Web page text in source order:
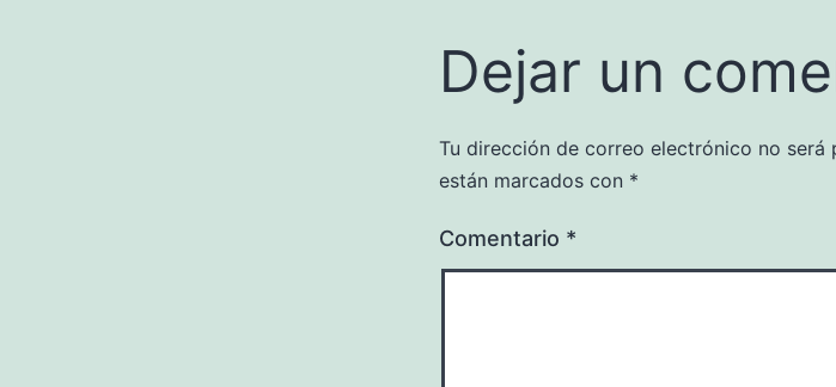
Dejar un
Tu dirección de correo electrónico no será
están marcados con *
Comentario *